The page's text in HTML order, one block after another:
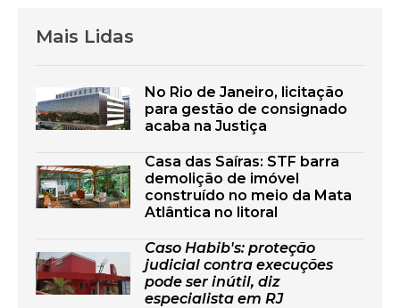
Mais Lidas
No Rio de Janeiro, licitação
para gestão de consignado
acaba na Justiça
Casa das Saíras: STF barra
demolição de imóvel
construído no meio da Mata
Atlântica no litoral
Caso Habib's: proteção
judicial contra execuções
pode ser inútil, diz
especialista em RJ